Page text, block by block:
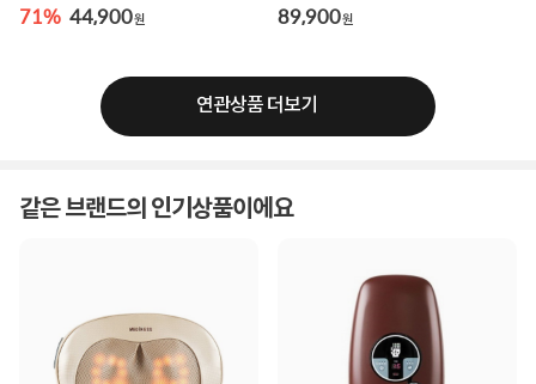
71% 44,900원 89,900원
연관상품 더보기
같은 브랜드의 인기상품이에요